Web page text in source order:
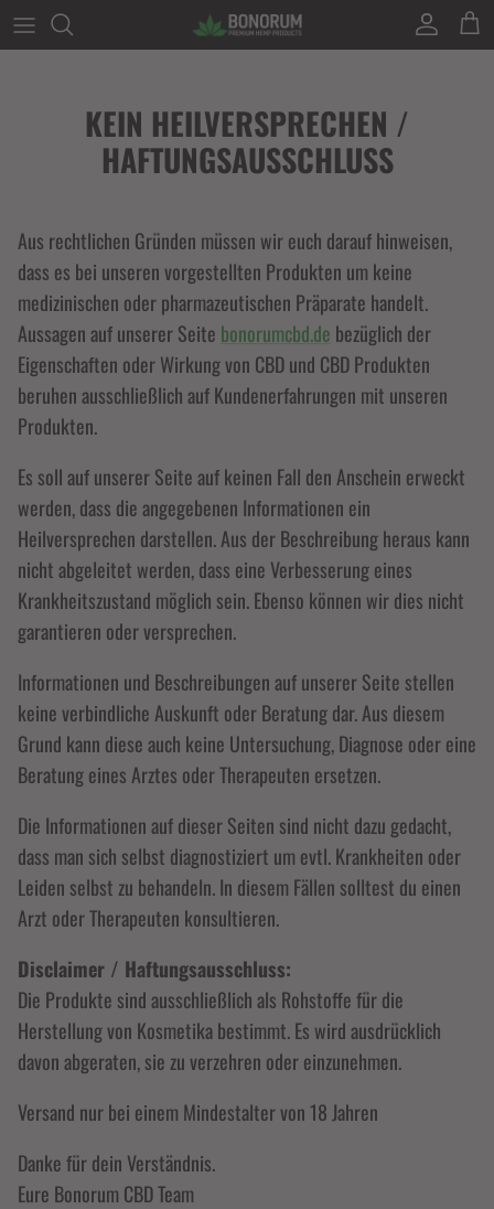
Direkt zum Inhalt
Konto
KEIN HEILVERSPRECHEN /
HAFTUNGSAUSSCHLUSS
Aus rechtlichen Gründen müssen wir euch darauf hinweisen,
dass es bei unseren vorgestellten Produkten um keine
medizinischen oder pharmazeutischen Präparate handelt.
Aussagen auf unserer Seite bonorumcbd.de bezüglich der
Eigenschaften oder Wirkung von CBD und CBD Produkten
beruhen ausschließlich auf Kundenerfahrungen mit unseren
Produkten.
Es soll auf unserer Seite auf keinen Fall den Anschein erweckt
werden, dass die angegebenen Informationen ein
Heilversprechen darstellen. Aus der Beschreibung heraus kann
nicht abgeleitet werden, dass eine Verbesserung eines
Krankheitszustand möglich sein. Ebenso können wir dies nicht
garantieren oder versprechen.
Informationen und Beschreibungen auf unserer Seite stellen
keine verbindliche Auskunft oder Beratung dar. Aus diesem
Grund kann diese auch keine Untersuchung, Diagnose oder eine
Beratung eines Arztes oder Therapeuten ersetzen.
Die Informationen auf dieser Seiten sind nicht dazu gedacht,
dass man sich selbst diagnostiziert um evtl. Krankheiten oder
Leiden selbst zu behandeln. In diesem Fällen solltest du einen
Arzt oder Therapeuten konsultieren.
Disclaimer / Haftungsausschluss:
Die Produkte sind ausschließlich als Rohstoffe für die
Herstellung von Kosmetika bestimmt. Es wird ausdrücklich
davon abgeraten, sie zu verzehren oder einzunehmen.
Versand nur bei einem Mindestalter von 18 Jahren
Danke für dein Verständnis.
Eure Bonorum CBD Team